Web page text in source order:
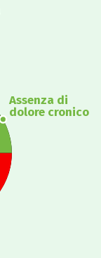
Assenza di
dolore cronico